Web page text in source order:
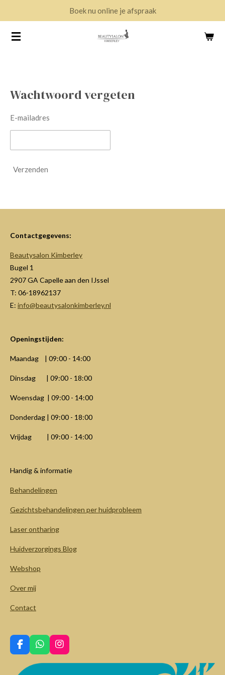
naar
Boek nu online je afspraak
Wachtwoord vergeten
E-mailadres
Verzenden
Contactgegevens:
Beautysalon Kimberley
Bugel 1
2907 GA Capelle aan den IJssel
T: 06-18962137
E: info@beautysalonkimberley.nl
Openingstijden:
Maandag | 09:00 - 14:00
Dinsdag | 09:00 - 18:00
Woensdag | 09:00 - 14:00
Donderdag | 09:00 - 18:00
Vrijdag | 09:00 - 14:00
Handig & informatie
Behandelingen
Gezichtsbehandelingen per huidprobleem
Laser ontharing
Huidverzorgings Blog
Webshop
Over mij
Contact
F
a
W
h
a
I
n
s